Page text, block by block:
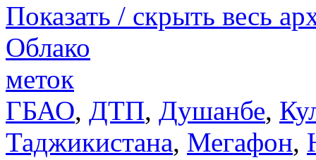
Показать / скрыть весь
Облако
меток
ГБАО, ДТП, Душанбе,
Таджикистана, Мегафон,